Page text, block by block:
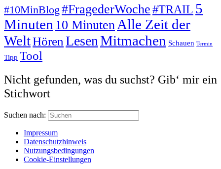
#10MinBlog #FragederWoche#TRAIL 5
Minuten 10 Minuten Alle Zeit der
WeltHören LesenMitmachen Schauen Termin
Tipp Tool
Nicht gefunden, was du suchst? Gib‘ mir ein
Stichwort
Suchen nach:
Impressum
Datenschutzhinweis
Nutzungsbedingungen
Cookie-Einstellungen